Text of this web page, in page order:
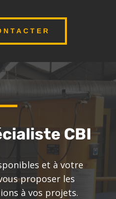
CBI
et à votre
proposer les
à vos projets.